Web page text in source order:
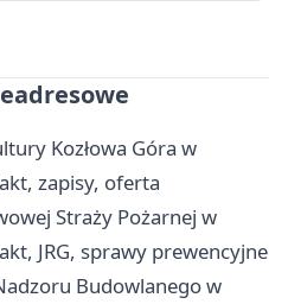
Kozłowa Góra w
zapisy, oferta
Straży Pożarnej w
JRG, sprawy prewencyjne
Budowlanego w